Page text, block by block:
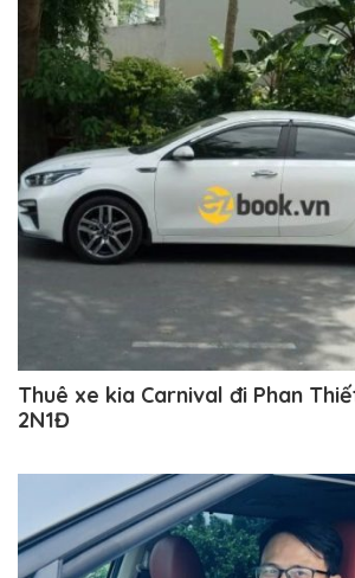
Thuê xe kia Carnival đi Phan
2N1Đ